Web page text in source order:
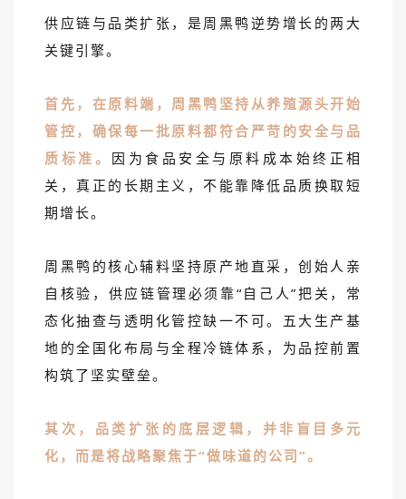
供应链与品类扩张，是周黑鸭逆势增长的两大
关键引擎。
首先，在原料端，周黑鸭坚持从养殖源头开始
管控，确保每一批原料都符合严苛的安全与品
质标准。 因为食品安全与原料成本始终正相
关，真正的长期主义，不能靠降低品质换取短
期增长。
周黑鸭的核心辅料坚持原产地直采，创始人亲
自核验，供应链管理必须靠“自己人”把关，常
态化抽查与透明化管控缺一不可。五大生产基
地的全国化布局与全程冷链体系，为品控前置
构筑了坚实壁垒。
其次，品类扩张的底层逻辑，并非盲目多元
化，而是将战略聚焦于“做味道的公司”。